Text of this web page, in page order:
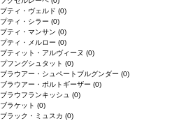
プティ・ヴェルド (0)
プティ・シラー (0)
プティ・マンサン (0)
プティ・メルロー (0)
プティット・アルヴィーヌ (0)
プフングシュタット (0)
ブラウアー・シュペートブルグンダー (0)
ブラウアー・ポルトギーザー (0)
ブラウフランキッシュ (0)
ブラケット (0)
ブラック・ミュスカ (0)